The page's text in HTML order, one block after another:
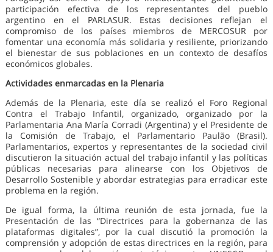
participación efectiva de los representantes del pueblo
argentino en el PARLASUR. Estas decisiones reflejan el
compromiso de los países miembros de MERCOSUR por
fomentar una economía más solidaria y resiliente, priorizando
el bienestar de sus poblaciones en un contexto de desafíos
económicos globales.
Actividades enmarcadas en la Plenaria
Además de la Plenaria, este día se realizó el Foro Regional
Contra el Trabajo Infantil, organizado, organizado por la
Parlamentaria Ana María Corradi (Argentina) y el Presidente de
la Comisión de Trabajo, el Parlamentario Paulão (Brasil).
Parlamentarios, expertos y representantes de la sociedad civil
discutieron la situación actual del trabajo infantil y las políticas
públicas necesarias para alinearse con los Objetivos de
Desarrollo Sostenible y abordar estrategias para erradicar este
problema en la región.
De igual forma, la última reunión de esta jornada, fue la
Presentación de las “Directrices para la gobernanza de las
plataformas digitales”, por la cual discutió la promoción la
comprensión y adopción de estas directrices en la región, para